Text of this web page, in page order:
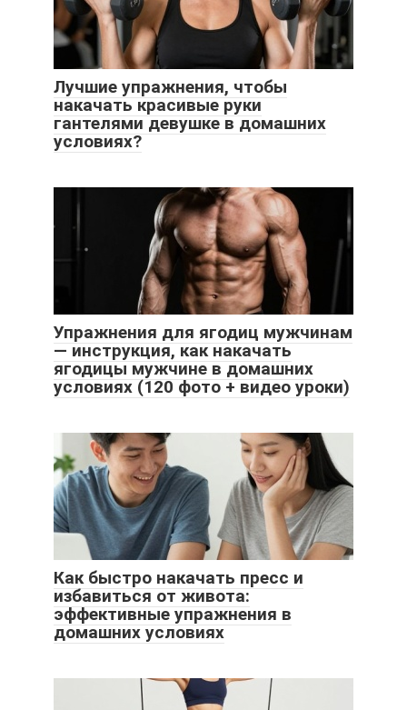
Лучшие упражнения, чтобы
накачать красивые руки
гантелями девушке в домашних
условиях?
Упражнения для ягодиц мужчинам
— инструкция, как накачать
ягодицы мужчине в домашних
условиях (120 фото + видео уроки)
Как быстро накачать пресс и
избавиться от живота:
эффективные упражнения в
домашних условиях